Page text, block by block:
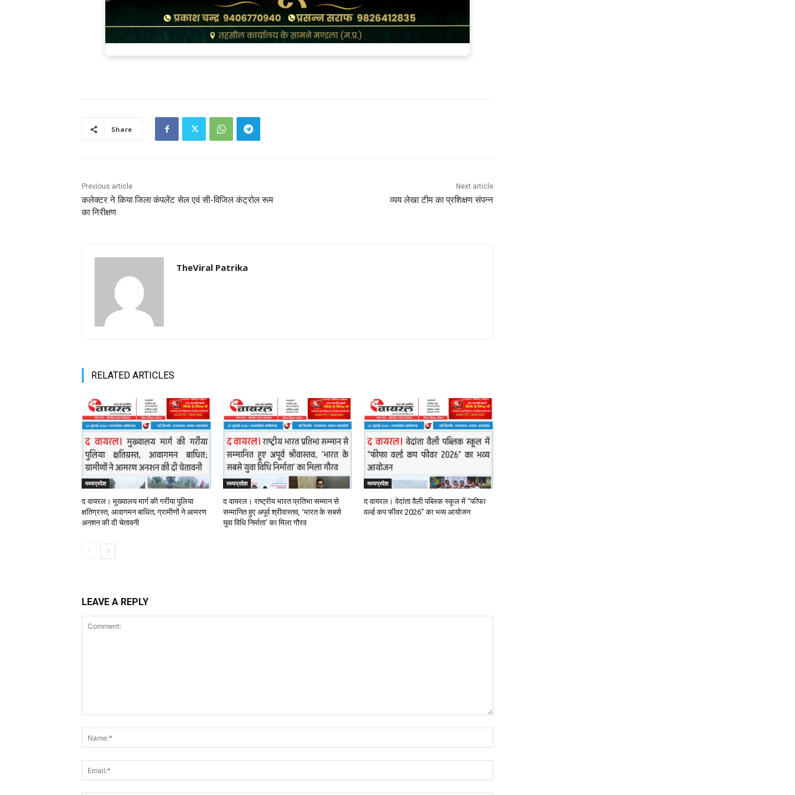
Share
Previous article
कलेक्टर ने किया जिला कंपलेंट सेल एवं सी-विजिल कंट्रोल रूम
का निरीक्षण
Next article
व्यय लेखा टीम का प्रशिक्षण संपन्न
TheViral Patrika
RELATED ARTICLES
मध्यप्रदेश
द वायरल। मुख्यालय मार्ग की गर्रीया पुलिया
क्षतिग्रस्त, आवागमन बाधित; ग्रामीणों ने आमरण
अनशन की दी चेतावनी
मध्यप्रदेश
द वायरल। राष्ट्रीय भारत प्रतिभा सम्मान से
सम्मानित हुए अपूर्व श्रीवास्तव, ‘भारत के सबसे
युवा विधि निर्माता’ का मिला गौरव
मध्यप्रदेश
द वायरल। वेदांता वैली पब्लिक स्कूल में “फीफा
वर्ल्ड कप फीवर 2026” का भव्य आयोजन
LEAVE A REPLY